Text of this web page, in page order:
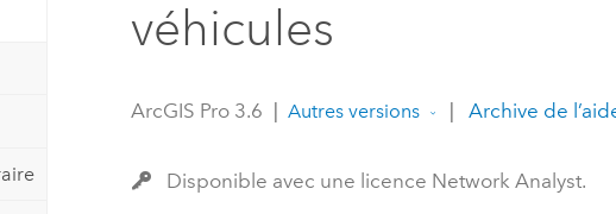
de
Ressources naturelles
Tous les secteurs d’activité
véhicules
ArcGIS Pro 3.6 Autres versions Archive de
Disponible avec une licence Network Analyst.